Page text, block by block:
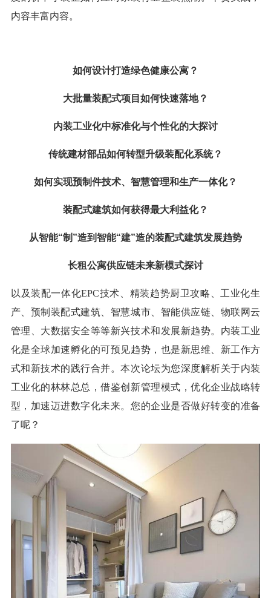
内容丰富内容。
如何设计打造绿色健康公寓？
大批量装配式项目如何快速落地？
内装工业化中标准化与个性化的大探讨
传统建材部品如何转型升级装配化系统？
如何实现预制件技术、智慧管理和生产一体化？
装配式建筑如何获得最大利益化？
从智能“制”造到智能“建”造的装配式建筑发展趋势
长租公寓供应链未来新模式探讨
以及装配一体化EPC技术、精装趋势厨卫攻略、工业化生
产、预制装配式建筑、智慧城市、智能供应链、物联网云
管理、大数据安全等等新兴技术和发展新趋势。内装工业
化是全球加速孵化的可预见趋势，也是新思维、新工作方
式和新技术的践行合并。本次论坛为您深度解析关于内装
工业化的林林总总，借鉴创新管理模式，优化企业战略转
型，加速迈进数字化未来。您的企业是否做好转变的准备
了呢？